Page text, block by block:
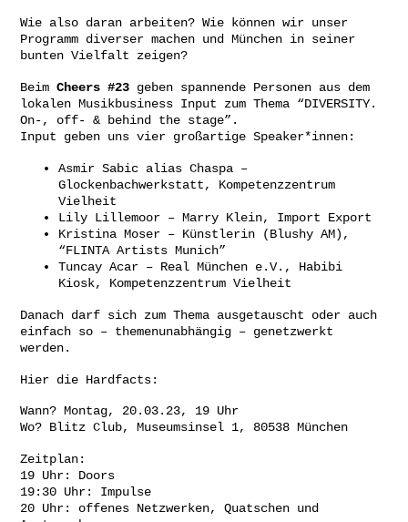
Wie also daran arbeiten? Wie können wir unser
Programm diverser machen und München in seiner
bunten Vielfalt zeigen?
Beim Cheers #23 geben spannende Personen aus dem
lokalen Musikbusiness Input zum Thema “DIVERSITY.
On-, off- & behind the stage”.
Input geben uns vier großartige Speaker*innen:
Asmir Sabic alias Chaspa –
Glockenbachwerkstatt, Kompetenzzentrum
Vielheit
Lily Lillemoor – Marry Klein, Import Export
Kristina Moser – Künstlerin (Blushy AM),
“FLINTA Artists Munich”
Tuncay Acar – Real München e.V., Habibi
Kiosk, Kompetenzzentrum Vielheit
Danach darf sich zum Thema ausgetauscht oder auch
einfach so – themenunabhängig – genetzwerkt
werden.
Hier die Hardfacts:
Wann? Montag, 20.03.23, 19 Uhr
Wo? Blitz Club, Museumsinsel 1, 80538 München
Zeitplan:
19 Uhr: Doors
19:30 Uhr: Impulse
20 Uhr: offenes Netzwerken, Quatschen und